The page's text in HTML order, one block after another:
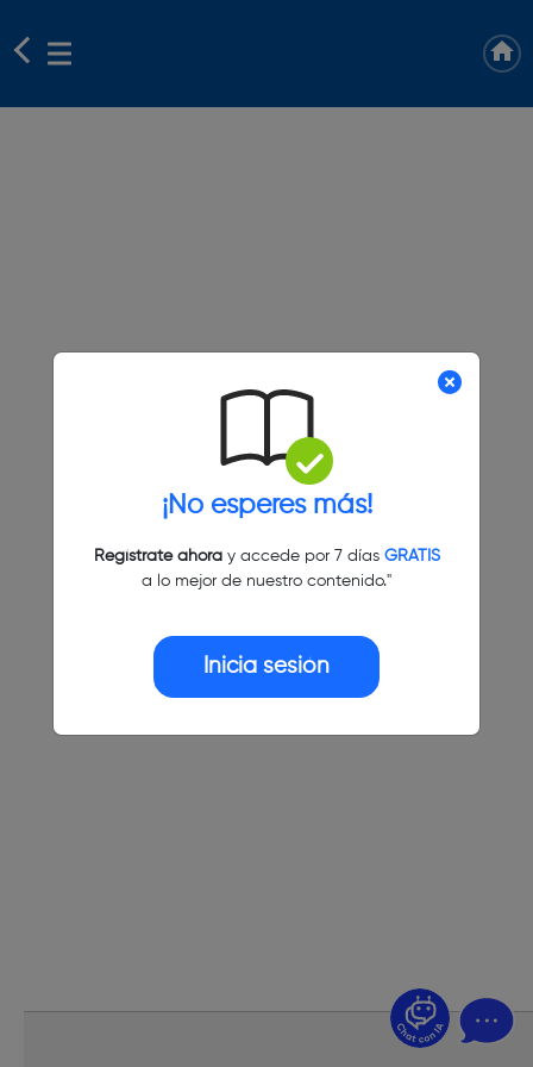
¡No esperes más!
Regístrate ahoray accede por 7 días GRATIS
a lo mejor de nuestro contenido."
Inicia sesión